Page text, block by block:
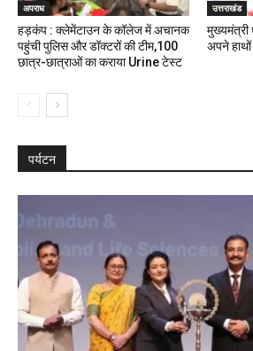
अपराध
हड़कंप : क्लेमेंटाउन के कॉलेज में अचानक
पहुंची पुलिस और डॉक्टरों की टीम,100
छात्र-छात्राओं का कराया Urine टेस्ट
उत्तराखंड
मुख्यमंत्री
अपने हाथों
पर्यटन